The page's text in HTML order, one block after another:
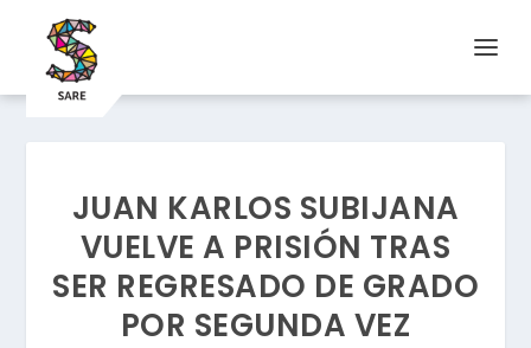
JUAN KARLOS SUBIJANA
VUELVE A PRISIÓN TRAS
SER REGRESADO DE GRADO
POR SEGUNDA VEZ